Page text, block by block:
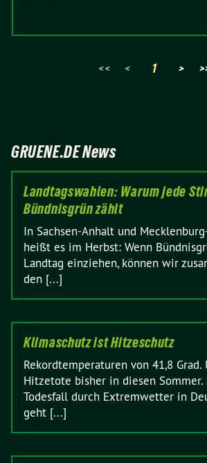
<< < 1 >
GRUENE.DE News
Landtagswahlen: Warum jede
Bündnisgrün zählt
In Sachsen-Anhalt und
heißt es im Herbst: Wenn
Landtag einziehen, können wir
den [...]
Klimaschutz ist Hitzeschutz
Rekordtemperaturen von 41,8 Grad.
Hitzetote bisher in diesen Sommer.
Todesfall durch Extremwetter in
geht [...]